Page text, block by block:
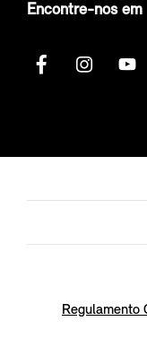
Encontre-nos em
Regulamento